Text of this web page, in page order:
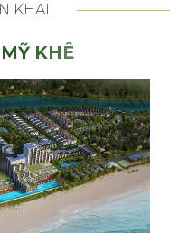
KHAI
MỸ KHÊ